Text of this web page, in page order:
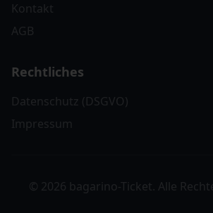
Kontakt
AGB
Rechtliches
Datenschutz (DSGVO)
Impressum
© 2026 bagarino-Ticket. Alle